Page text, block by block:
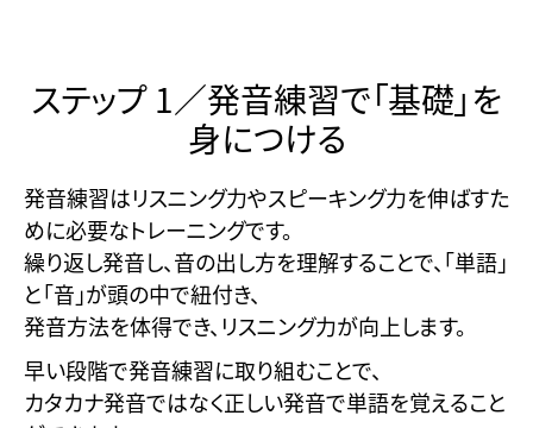
ステップ 1／発音練習で「基礎」を
身につける
発音練習はリスニング力やスピーキング力を伸ばすた
めに必要なトレーニングです。
繰り返し発音し、音の出し方を理解することで、「単語」
と「音」が頭の中で紐付き、
発音方法を体得でき、リスニング力が向上します。
早い段階で発音練習に取り組むことで、
カタカナ発音ではなく正しい発音で単語を覚えること